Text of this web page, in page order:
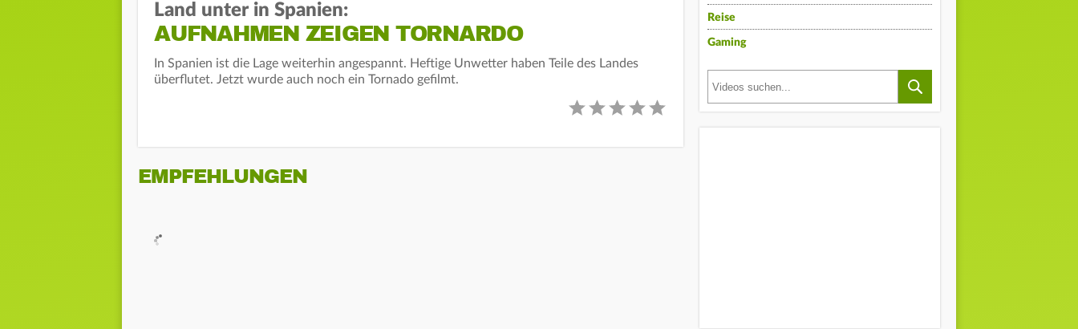
Land unter in Spanien:
AUFNAHMEN ZEIGEN TORNARDO
In Spanien ist die Lage weiterhin angespannt. Heftige Unwetter haben Teile des Landes
überflutet. Jetzt wurde auch noch ein Tornado gefilmt.
EMPFEHLUNGEN
Reise
Gaming